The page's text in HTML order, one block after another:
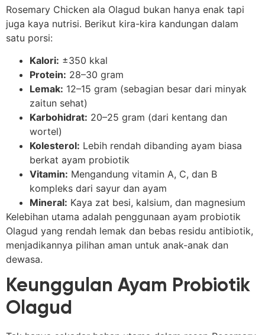
Rosemary Chicken ala Olagud bukan hanya enak tapi
juga kaya nutrisi. Berikut kira-kira kandungan dalam
satu porsi:
Kalori: ±350 kkal
Protein: 28–30 gram
Lemak: 12–15 gram (sebagian besar dari minyak
zaitun sehat)
Karbohidrat: 20–25 gram (dari kentang dan
wortel)
Kolesterol: Lebih rendah dibanding ayam biasa
berkat ayam probiotik
Vitamin: Mengandung vitamin A, C, dan B
kompleks dari sayur dan ayam
Mineral: Kaya zat besi, kalsium, dan magnesium
Kelebihan utama adalah penggunaan ayam probiotik
Olagud yang rendah lemak dan bebas residu antibiotik,
menjadikannya pilihan aman untuk anak-anak dan
dewasa.
Keunggulan Ayam Probiotik
Olagud